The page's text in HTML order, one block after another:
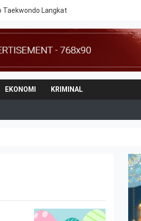
Taekwondo Langkat
EKONOMI KRIMINAL